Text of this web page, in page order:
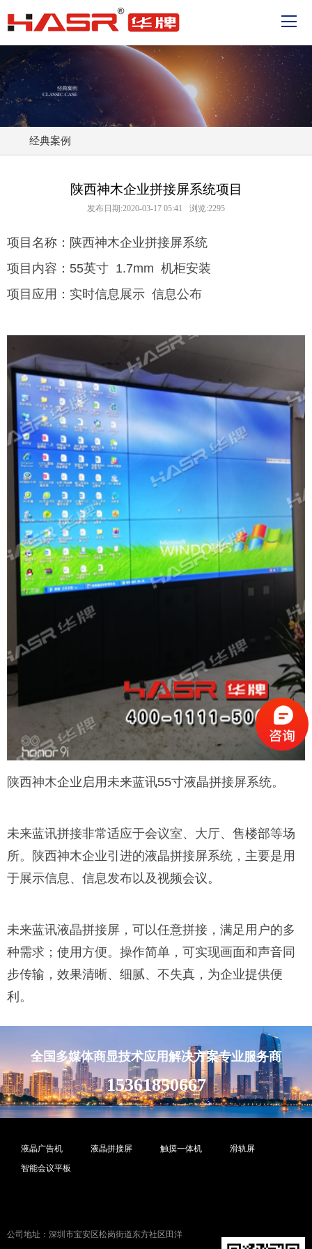
经典案例
陕西神木企业拼接屏系统项目
发布日期:2020-03-17 05:41 浏览:2295
项目名称：陕西神木企业拼接屏系统
项目内容：55英寸 1.7mm 机柜安装
项目应用：实时信息展示 信息公布
陕西神木企业启用未来蓝讯55寸液晶拼接屏系统。
未来蓝讯拼接非常适应于会议室、大厅、售楼部等场
所。陕西神木企业引进的液晶拼接屏系统，主要是用
于展示信息、信息发布以及视频会议。
未来蓝讯液晶拼接屏，可以任意拼接，满足用户的多
种需求；使用方便。操作简单，可实现画面和声音同
步传输，效果清晰、细腻、不失真，为企业提供便
利。
全国多媒体商显技术应用解决方案专业服务商
15361850667
液晶广告机 液晶拼接屏 触摸一体机 滑轨屏
智能会议平板
公司地址：深圳市宝安区松岗街道东方社区田洋